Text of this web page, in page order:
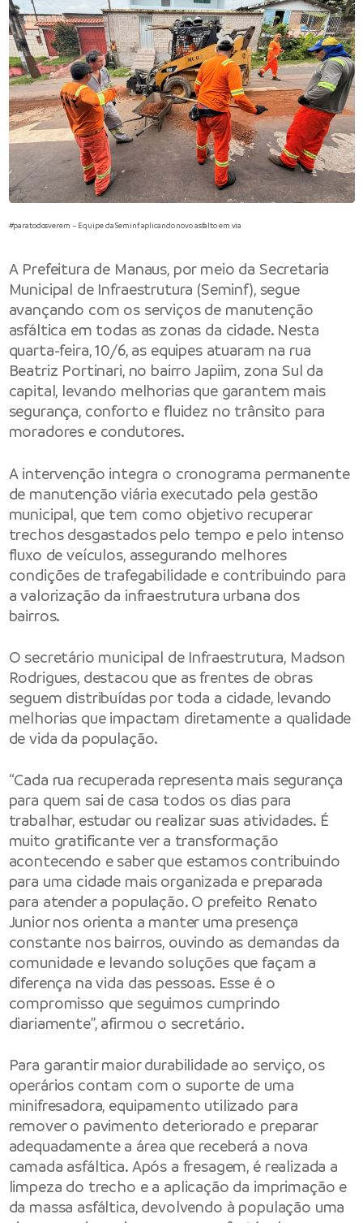
#paratodosverem – Equipe da Seminf aplicando novo asfalto em via
A Prefeitura de Manaus, por meio da Secretaria
Municipal de Infraestrutura (Seminf), segue
avançando com os serviços de manutenção
asfáltica em todas as zonas da cidade. Nesta
quarta-feira, 10/6, as equipes atuaram na rua
Beatriz Portinari, no bairro Japiim, zona Sul da
capital, levando melhorias que garantem mais
segurança, conforto e fluidez no trânsito para
moradores e condutores.
A intervenção integra o cronograma permanente
de manutenção viária executado pela gestão
municipal, que tem como objetivo recuperar
trechos desgastados pelo tempo e pelo intenso
fluxo de veículos, assegurando melhores
condições de trafegabilidade e contribuindo para
a valorização da infraestrutura urbana dos
bairros.
O secretário municipal de Infraestrutura, Madson
Rodrigues, destacou que as frentes de obras
seguem distribuídas por toda a cidade, levando
melhorias que impactam diretamente a qualidade
de vida da população.
“Cada rua recuperada representa mais segurança
para quem sai de casa todos os dias para
trabalhar, estudar ou realizar suas atividades. É
muito gratificante ver a transformação
acontecendo e saber que estamos contribuindo
para uma cidade mais organizada e preparada
para atender a população. O prefeito Renato
Junior nos orienta a manter uma presença
constante nos bairros, ouvindo as demandas da
comunidade e levando soluções que façam a
diferença na vida das pessoas. Esse é o
compromisso que seguimos cumprindo
diariamente”, afirmou o secretário.
Para garantir maior durabilidade ao serviço, os
operários contam com o suporte de uma
minifresadora, equipamento utilizado para
remover o pavimento deteriorado e preparar
adequadamente a área que receberá a nova
camada asfáltica. Após a fresagem, é realizada a
limpeza do trecho e a aplicação da imprimação e
da massa asfáltica, devolvendo à população uma